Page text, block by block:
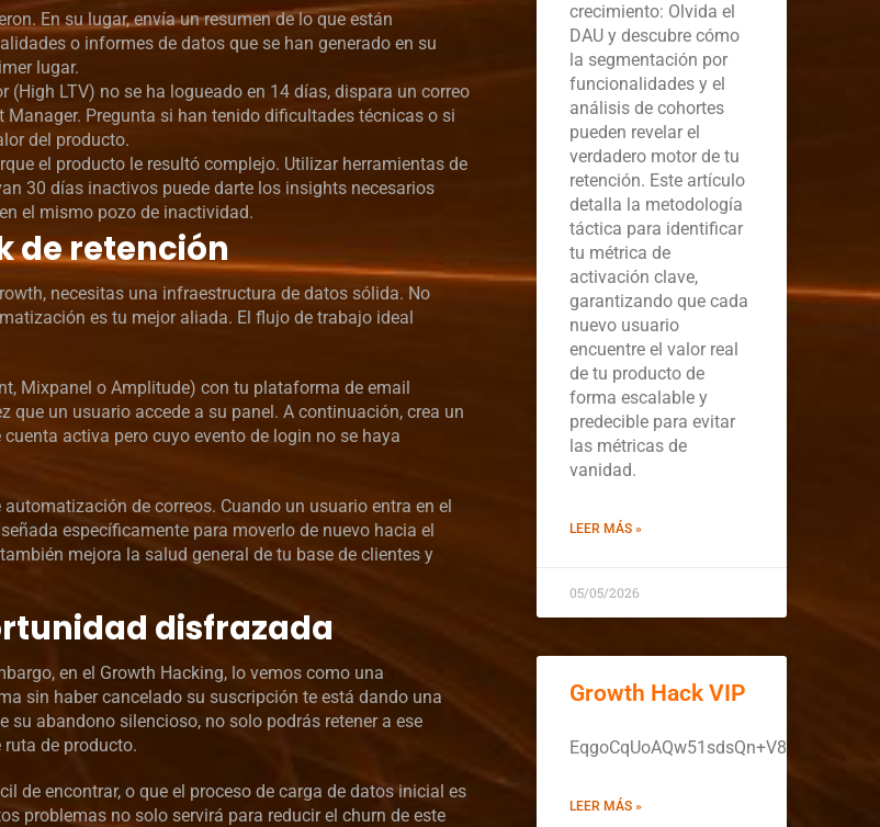
En su lugar, envía un resumen de lo que están
o informes de datos que se han generado en su
lugar.
(High LTV) no se ha logueado en 14 días, dispara un correo
Pregunta si han tenido dificultades técnicas o si
del producto.
el producto le resultó complejo. Utilizar herramientas de
30 días inactivos puede darte los insights necesarios
el mismo pozo de inactividad.
de retención
necesitas una infraestructura de datos sólida. No
es tu mejor aliada. El flujo de trabajo ideal
Mixpanel o Amplitude) con tu plataforma de email
que un usuario accede a su panel. A continuación, crea un
activa pero cuyo evento de login no se haya
de correos. Cuando un usuario entra en el
específicamente para moverlo de nuevo hacia el
mejora la salud general de tu base de clientes y
disfrazada
en el Growth Hacking, lo vemos como una
sin haber cancelado su suscripción te está dando una
abandono silencioso, no solo podrás retener a ese
de producto.
de encontrar, o que el proceso de carga de datos inicial es
problemas no solo servirá para reducir el churn de este
crecimiento: Olvida el
DAU y descubre cómo
la segmentación por
funcionalidades y el
análisis de cohortes
pueden revelar el
verdadero motor de tu
retención. Este artículo
detalla la metodología
táctica para identificar
tu métrica de
activación clave,
garantizando que cada
nuevo usuario
encuentre el valor real
de tu producto de
forma escalable y
predecible para evitar
las métricas de
vanidad.
LEER MÁS »
05/05/2026
Growth Hack VIP
LEER MÁS »